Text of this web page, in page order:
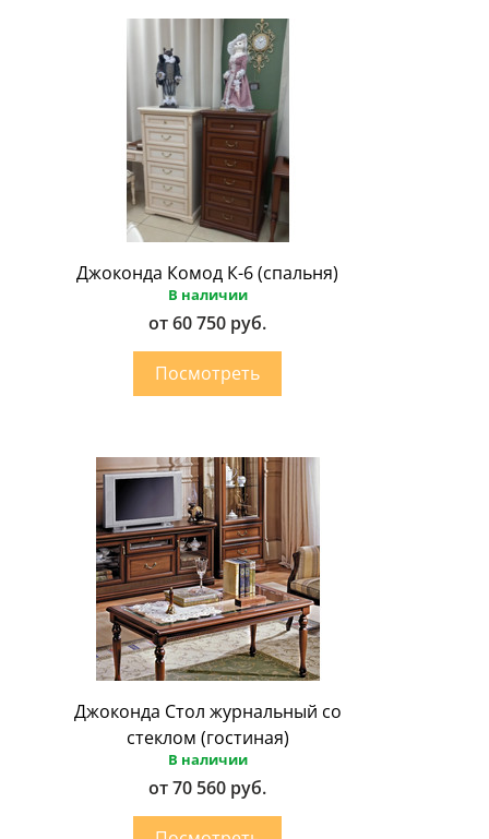
Джоконда Комод К-6 (спальня)
В наличии
от 60 750 руб.
Джоконда Стол журнальный со
стеклом (гостиная)
В наличии
от 70 560 руб.